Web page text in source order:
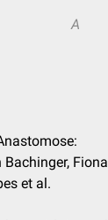
A
et al.